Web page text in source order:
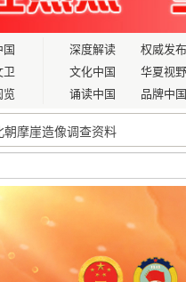
国
卫
览
深度解读
权威发布
文化中国
华夏视野
诵读中国
品牌中国
摩崖造像调查资料
公司长白特种船舶修造项目 3号
工委赴吴江学习考察人大工作
，助力五金专业市场提升竞争
涌动 国庆假期经济蓄势待发